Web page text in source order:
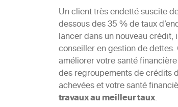
Un client très endetté suscite
dessous des 35 % de taux
lancer dans un nouveau
conseiller en gestion de
améliorer votre santé
des regroupements de crédits
achevées et votre santé
travaux au meilleur taux.